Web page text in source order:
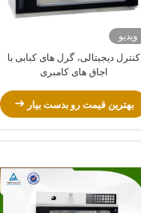
ویدیو
کنترل دیجیتالی، گرل های کبابی با
اجاق های کامبری
بهترین قیمت رو بدست بیار